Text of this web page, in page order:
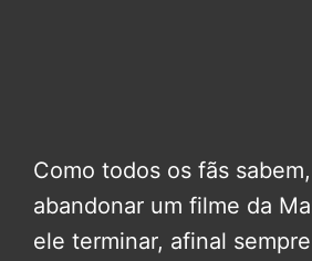
Como todos os fãs
abandonar um filme da
ele terminar, afinal